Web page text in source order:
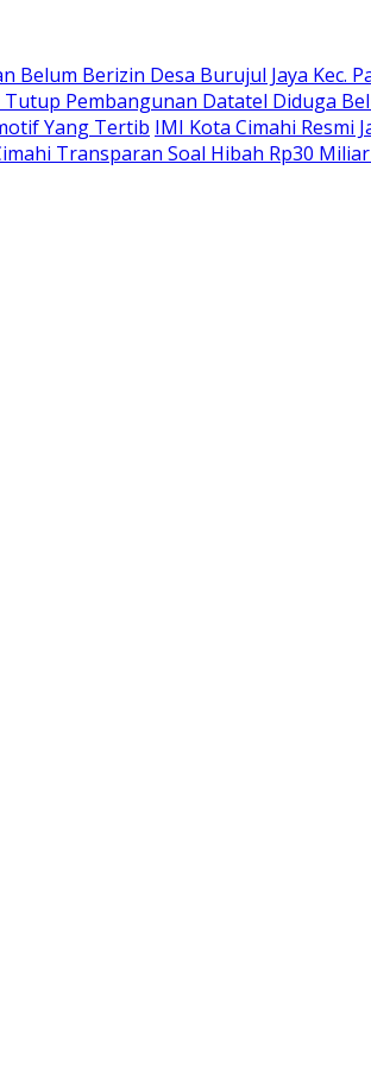
Belum Berizin Desa Burujul Jaya Kec.
Tutup Pembangunan Datatel Diduga
Yang Tertib IMI Kota Cimahi Resmi
Transparan Soal Hibah Rp30